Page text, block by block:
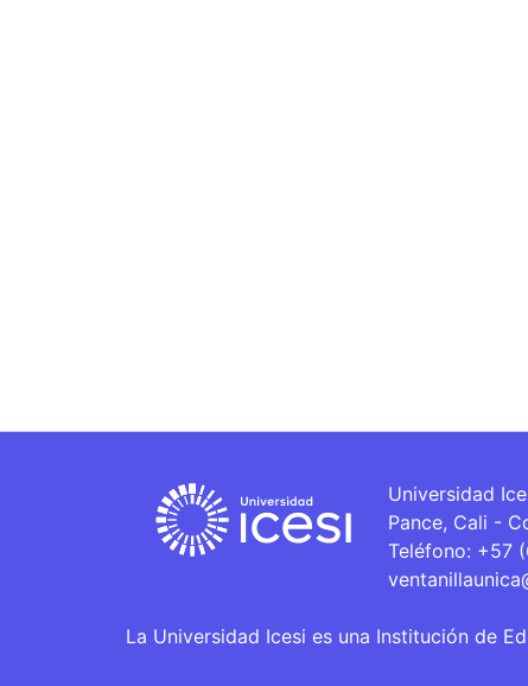
Universidad
Pance, Cali -
Teléfono: +57
La Universidad Icesi es una Institución de